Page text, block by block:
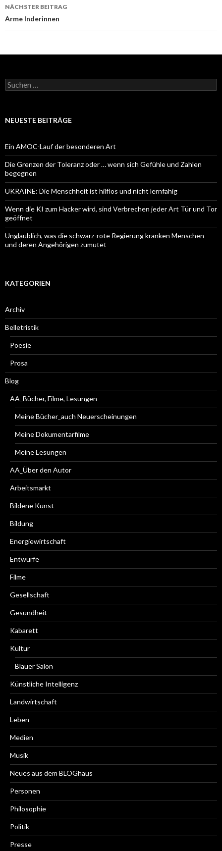
NÄCHSTER BEITRAG
Arme Inderinnen
Suchen
nach:
NEUESTE BEITRÄGE
Ein AMOC-Lauf der besonderen Art
Die Grenzen der Toleranz oder … wenn sich Gefühle und Zahlen
begegnen
UKRAINE: Die Menschheit ist hilflos und nicht lernfähig
Wenn die KI zum Hacker wird, sind Verbrechen jeder Art Tür und Tor
geöffnet
Unglaublich, was die schwarz-rote Regierung kranken Menschen
und deren Angehörigen zumutet
KATEGORIEN
Archiv
Belletristik
Poesie
Prosa
Blog
AA_Bücher, Filme, Lesungen
Meine Bücher_auch Neuerscheinungen
Meine Dokumentarfilme
Meine Lesungen
AA_Über den Autor
Arbeitsmarkt
Bildene Kunst
Bildung
Energiewirtschaft
Entwürfe
Filme
Gesellschaft
Gesundheit
Kabarett
Kultur
Blauer Salon
Künstliche Intelligenz
Landwirtschaft
Leben
Medien
Musik
Neues aus dem BLOGhaus
Personen
Philosophie
Politik
Presse